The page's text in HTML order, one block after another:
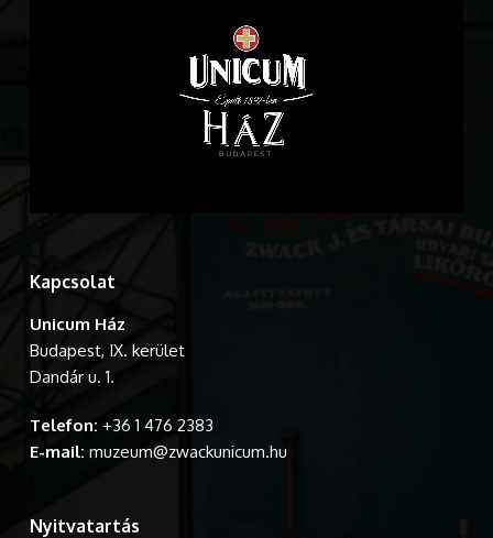
Kapcsolat
Unicum Ház
Budapest, IX. kerület
Dandár u. 1.
Telefon: +36 1 476 2383
E-mail: muzeum@zwackunicum.hu
Nyitvatartás